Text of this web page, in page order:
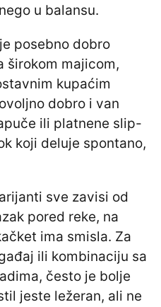
u balansu.
posebno dobro
širokom majicom,
kupaćim
dobro i van
ili platnene slip-
koji deluje spontano,
sve zavisi od
pored reke, na
ima smisla. Za
ili kombinaciju sa
često je bolje
jeste ležeran, ali ne